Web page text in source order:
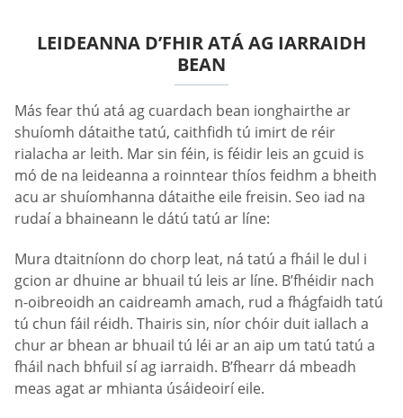
LEIDEANNA D’FHIR ATÁ AG IARRAIDH
BEAN
Más fear thú atá ag cuardach bean ionghairthe ar
shuíomh dátaithe tatú, caithfidh tú imirt de réir
rialacha ar leith. Mar sin féin, is féidir leis an gcuid is
mó de na leideanna a roinntear thíos feidhm a bheith
acu ar shuíomhanna dátaithe eile freisin. Seo iad na
rudaí a bhaineann le dátú tatú ar líne:
Mura dtaitníonn do chorp leat, ná tatú a fháil le dul i
gcion ar dhuine ar bhuail tú leis ar líne. B’fhéidir nach
n-oibreoidh an caidreamh amach, rud a fhágfaidh tatú
tú chun fáil réidh. Thairis sin, níor chóir duit iallach a
chur ar bhean ar bhuail tú léi ar an aip um tatú tatú a
fháil nach bhfuil sí ag iarraidh. B’fhearr dá mbeadh
meas agat ar mhianta úsáideoirí eile.